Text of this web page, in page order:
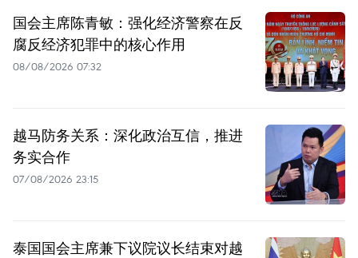
国会主席陈青敏：强化经济警察在反
腐反经济犯罪中的核心作用
08/08/2026 07:32
越马防务关系：深化政治互信，推进
务实合作
07/08/2026 23:15
泰国国会主席兼下议院议长结束对越